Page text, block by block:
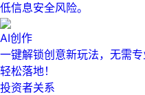
低信息安全风险。
AI创作
一键解锁创意新玩法，无需
轻松落地！
投资者关系